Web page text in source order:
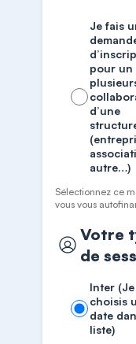
Je fais
pour un
d’une
autre…)
Sélectionnez ce
vous vous
Votre
de
Inter (Je
choisis
date
liste)